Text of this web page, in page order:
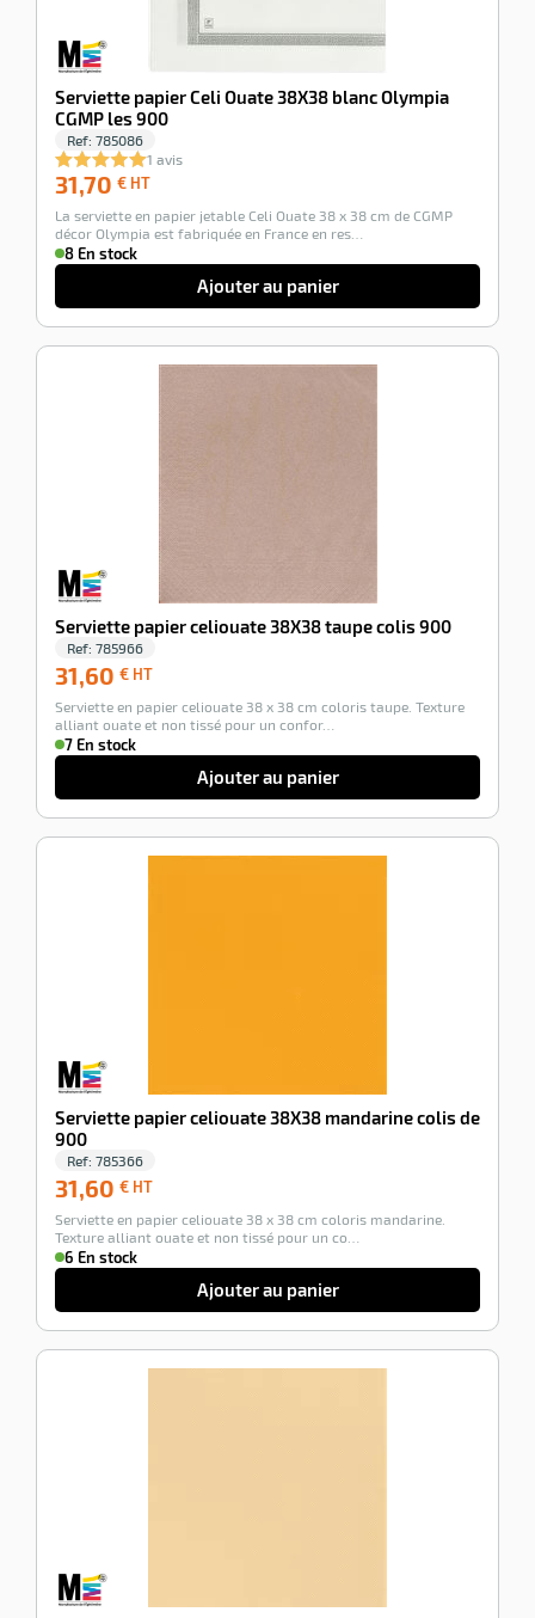
Serviette papier Celi Ouate 38X38 blanc Olympia
CGMP les 900
Ref: 785086
1 avis
31,70 € HT
HT
La serviette en papier jetable Celi Ouate 38 x 38 cm de CGMP
décor Olympia est fabriquée en France en res…
8 En stock
Ajouter au panier
Serviette papier celiouate 38X38 taupe colis 900
Ref: 785966
31,60 € HT
HT
Serviette en papier celiouate 38 x 38 cm coloris taupe. Texture
alliant ouate et non tissé pour un confor…
7 En stock
Ajouter au panier
Serviette papier celiouate 38X38 mandarine colis de
900
Ref: 785366
31,60 € HT
HT
Serviette en papier celiouate 38 x 38 cm coloris mandarine.
Texture alliant ouate et non tissé pour un co…
6 En stock
Ajouter au panier